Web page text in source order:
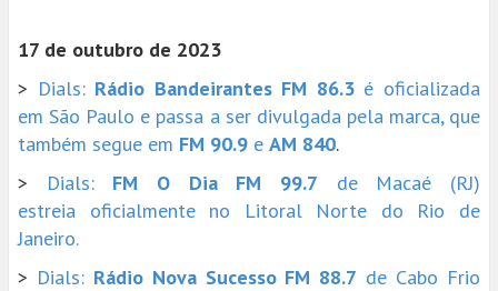
17 de outubro de 2023
> Dials: Rádio Bandeirantes FM 86.3é oficializada
em São Paulo e passa a ser divulgada pela marca, que
também segue em FM 90.9 e AM 840.
>
Dials: FM O Dia FM 99.7 de Macaé (RJ)
estreia oficialmente no Litoral Norte do Rio de
Janeiro.
> Dials: Rádio Nova Sucesso FM 88.7 de Cabo Frio